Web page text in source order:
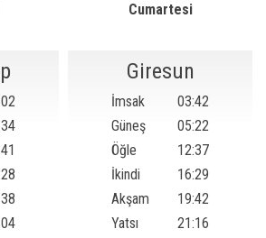
Cumartesi
Giresun
İmsak
03:42
Güneş
05:22
Öğle
12:37
İkindi
16:29
Akşam
19:42
Yatsı
21:16